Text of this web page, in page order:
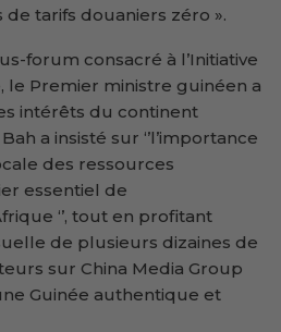
tarifs douaniers zéro ».
forum consacré à l’Initiative
le Premier ministre guinéen a
intérêts du continent
a insisté sur ‘’l’importance
des ressources
essentiel de
‘’, tout en profitant
de plusieurs dizaines de
sur China Media Group
Guinée authentique et